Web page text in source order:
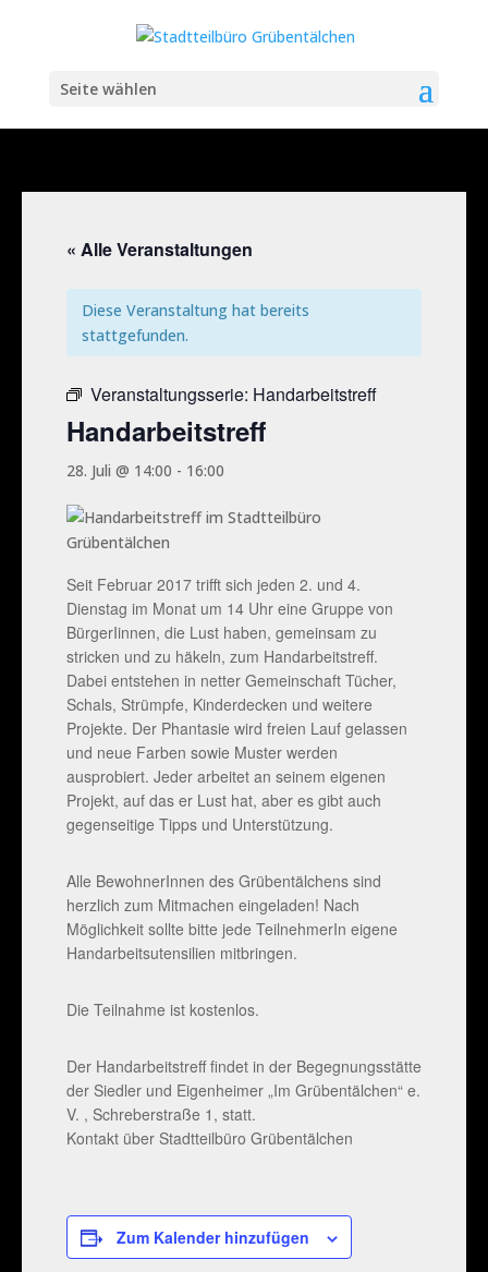
Seite wählen
« Alle Veranstaltungen
Diese Veranstaltung hat bereits
stattgefunden.
Veranstaltungsserie: Handarbeitstreff
Handarbeitstreff
28. Juli @ 14:00 - 16:00
Seit Februar 2017 trifft sich jeden 2. und 4.
Dienstag im Monat um 14 Uhr eine Gruppe von
BürgerIinnen, die Lust haben, gemeinsam zu
stricken und zu häkeln, zum Handarbeitstreff.
Dabei entstehen in netter Gemeinschaft Tücher,
Schals, Strümpfe, Kinderdecken und weitere
Projekte. Der Phantasie wird freien Lauf gelassen
und neue Farben sowie Muster werden
ausprobiert. Jeder arbeitet an seinem eigenen
Projekt, auf das er Lust hat, aber es gibt auch
gegenseitige Tipps und Unterstützung.
Alle BewohnerInnen des Grübentälchens sind
herzlich zum Mitmachen eingeladen! Nach
Möglichkeit sollte bitte jede TeilnehmerIn eigene
Handarbeitsutensilien mitbringen.
Die Teilnahme ist kostenlos.
Der Handarbeitstreff findet in der Begegnungsstätte
der Siedler und Eigenheimer „Im Grübentälchen“ e.
V. , Schreberstraße 1, statt.
Kontakt über Stadtteilbüro Grübentälchen
Zum Kalender hinzufügen